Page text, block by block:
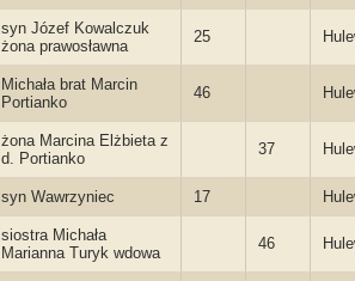
syn Józef Kowalczuk
żona prawosławna
25
Michała brat Marcin
Portianko
46
żona Marcina Elżbieta z
d. Portianko
37
syn Wawrzyniec 17
siostra Michała
Marianna Turyk wdowa
46